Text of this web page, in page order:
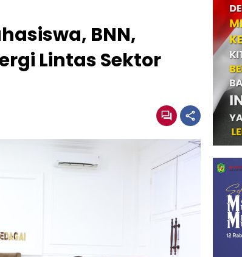
BNN,
Lintas Sektor